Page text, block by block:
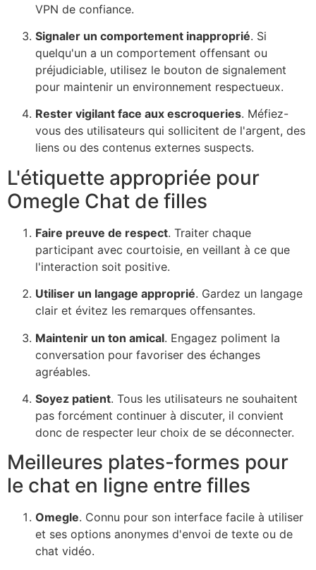
VPN de confiance.
Signaler un comportement inapproprié. Si
quelqu'un a un comportement offensant ou
préjudiciable, utilisez le bouton de signalement
pour maintenir un environnement respectueux.
Rester vigilant face aux escroqueries. Méfiez-
vous des utilisateurs qui sollicitent de l'argent, des
liens ou des contenus externes suspects.
L'étiquette appropriée pour
Omegle Chat de filles
Faire preuve de respect. Traiter chaque
participant avec courtoisie, en veillant à ce que
l'interaction soit positive.
Utiliser un langage approprié. Gardez un langage
clair et évitez les remarques offensantes.
Maintenir un ton amical. Engagez poliment la
conversation pour favoriser des échanges
agréables.
Soyez patient. Tous les utilisateurs ne souhaitent
pas forcément continuer à discuter, il convient
donc de respecter leur choix de se déconnecter.
Meilleures plates-formes pour
le chat en ligne entre filles
Omegle. Connu pour son interface facile à utiliser
et ses options anonymes d'envoi de texte ou de
chat vidéo.